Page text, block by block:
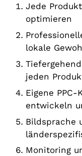
Jede
optimieren
lokale
jeden
Eigene
entwickeln
Bildsprache
Monitoring